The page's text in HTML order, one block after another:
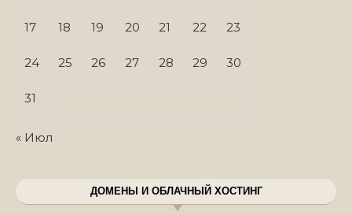
17 18 19 20 21 22 23
24 25 26 27 28 29 30
31
« Июл
ДОМЕНЫ И ОБЛАЧНЫЙ ХОСТИНГ